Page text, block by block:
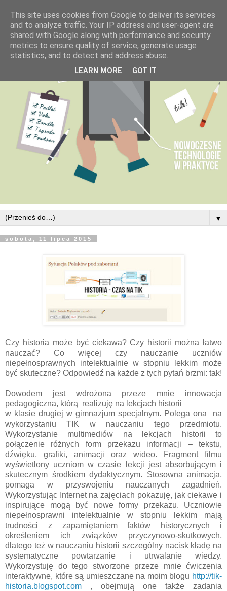
▼
sobota, 11 lipca 2015
Czy historia może być ciekawa? Czy historii można łatwo
nauczać? Co więcej czy nauczanie uczniów
niepełnosprawnych intelektualnie w stopniu lekkim może
być skuteczne? Odpowiedź na każde z tych pytań brzmi: tak!
Dowodem jest wdrożona przeze mnie innowacja
pedagogiczna, którą realizuję na lekcjach historii
w klasie drugiej w gimnazjum specjalnym. Polega ona na
wykorzystaniu TIK w nauczaniu tego przedmiotu.
Wykorzystanie multimediów na lekcjach historii to
połączenie różnych form przekazu informacji – tekstu,
dźwięku, grafiki, animacji oraz wideo. Fragment filmu
wyświetlony uczniom w czasie lekcji jest absorbującym i
skutecznym środkiem dydaktycznym. Stosowna animacja,
pomaga w przyswojeniu nauczanych zagadnień.
Wykorzystując Internet na zajęciach pokazuję, jak ciekawe i
inspirujące mogą być nowe formy przekazu. Uczniowie
niepełnosprawni intelektualnie w stopniu lekkim mają
trudności z zapamiętaniem faktów historycznych i
określeniem ich związków przyczynowo-skutkowych,
dlatego też w nauczaniu historii szczególny nacisk kładę na
systematyczne powtarzanie i utrwalanie wiedzy.
Wykorzystuję do tego stworzone przeze mnie ćwiczenia
interaktywne, które są umieszczane na moim blogu http://tik-
historia.blogspot.com , obejmują one także zadania
This site uses cookies from Google to deliver its services
and to analyze traffic. Your IP address and user-agent are
shared with Google along with performance and security
metrics to ensure quality of service, generate usage
statistics, and to detect and address abuse.
LEARN MORE GOT IT